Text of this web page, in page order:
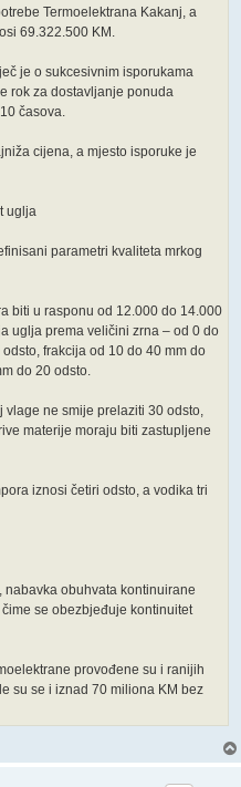
Termoelektrana Kakanj, a
69.322.500 KM.
je o sukcesivnim isporukama
rok za dostavljanje ponuda
časova.
cijena, a mjesto isporuke je
uglja
parametri kvaliteta mrkog
biti u rasponu od 12.000 do 14.000
uglja prema veličini zrna – od 0 do
frakcija od 10 do 40 mm do
do 20 odsto.
vlage ne smije prelaziti 30 odsto,
materije moraju biti zastupljene
iznosi četiri odsto, a vodika tri
obuhvata kontinuirane
se obezbjeđuje kontinuitet
provođene su i ranijih
su se i iznad 70 miliona KM bez